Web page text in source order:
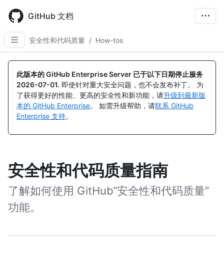
main
content
GitHub 文档
安全性和代码质量 / How-tos
此版本的 GitHub Enterprise Server 已于以下日期停止服务
2026-07-01. 即使针对重大安全问题，也不会发布补丁。 为
了获得更好的性能、更高的安全性和新功能，请升级到最新版
本的 GitHub Enterprise。 如需升级帮助，请联系 GitHub
Enterprise 支持。
安全性和代码质量指南
了解如何使用 GitHub“安全性和代码质量”
功能。